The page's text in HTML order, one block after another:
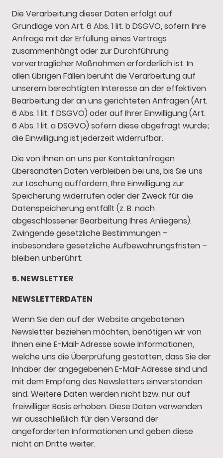
Die Verarbeitung dieser Daten erfolgt auf
Grundlage von Art. 6 Abs. 1 lit. b DSGVO, sofern Ihre
Anfrage mit der Erfüllung eines Vertrags
zusammenhängt oder zur Durchführung
vorvertraglicher Maßnahmen erforderlich ist. In
allen übrigen Fällen beruht die Verarbeitung auf
unserem berechtigten Interesse an der effektiven
Bearbeitung der an uns gerichteten Anfragen (Art.
6 Abs. 1 lit. f DSGVO) oder auf Ihrer Einwilligung (Art.
6 Abs. 1 lit. a DSGVO) sofern diese abgefragt wurde;
die Einwilligung ist jederzeit widerrufbar.
Die von Ihnen an uns per Kontaktanfragen
übersandten Daten verbleiben bei uns, bis Sie uns
zur Löschung auffordern, Ihre Einwilligung zur
Speicherung widerrufen oder der Zweck für die
Datenspeicherung entfällt (z. B. nach
abgeschlossener Bearbeitung Ihres Anliegens).
Zwingende gesetzliche Bestimmungen –
insbesondere gesetzliche Aufbewahrungsfristen –
bleiben unberührt.
5. NEWSLETTER
NEWSLETTER­DATEN
Wenn Sie den auf der Website angebotenen
Newsletter beziehen möchten, benötigen wir von
Ihnen eine E-Mail-Adresse sowie Informationen,
welche uns die Überprüfung gestatten, dass Sie der
Inhaber der angegebenen E-Mail-Adresse sind und
mit dem Empfang des Newsletters einverstanden
sind. Weitere Daten werden nicht bzw. nur auf
freiwilliger Basis erhoben. Diese Daten verwenden
wir ausschließlich für den Versand der
angeforderten Informationen und geben diese
nicht an Dritte weiter.